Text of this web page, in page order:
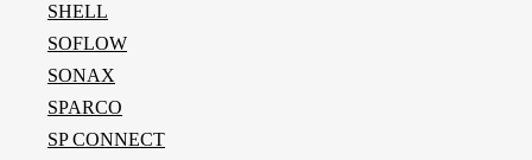
SHELL
SOFLOW
SONAX
SPARCO
SP CONNECT